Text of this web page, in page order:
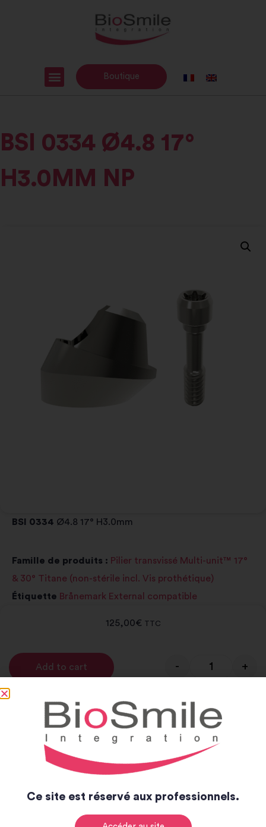
Boutique
BSI 0334 Ø4.8 17°
H3.0MM NP
BSI 0334 Ø4.8 17° H3.0mm
Famille de produits : Pilier transvissé Multi-unit™ 17°
& 30° Titane (non-stérile incl. Vis prothétique)
Étiquette Brånemark External compatible
125,00€ TTC
- +
Add to cart
Notice et catalogue
Catalogue
Ce site est réservé aux professionnels.